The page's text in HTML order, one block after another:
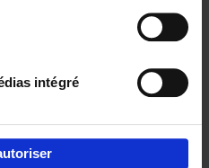
intégré